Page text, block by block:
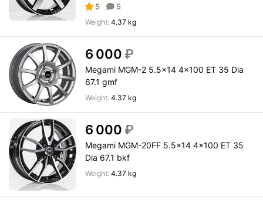
5 5
Weight: 4.37 kg
6 000 ₽
Megami MGM-2 5.5x14 4x100 ET 35 Dia
67.1 gmf
Weight: 4.37 kg
6 000 ₽
Megami MGM-20FF 5.5x14 4x100 ET 35
Dia 67.1 bkf
Weight: 4.37 kg